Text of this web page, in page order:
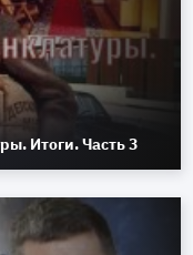
Итоги. Часть 3